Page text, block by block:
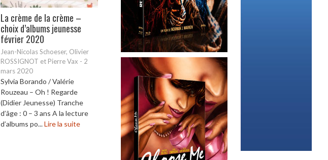
La crème de la crème –
choix d’albums jeunesse
février 2020
Jean-Nicolas Schoeser, Olivier
ROSSIGNOT et Pierre Vax - 2
mars 2020
Sylvia Borando / Valérie
Rouzeau – Oh ! Regarde
(Didier Jeunesse) Tranche
d’âge : 0 – 3 ans A la lecture
d’albums po...Lire la suite